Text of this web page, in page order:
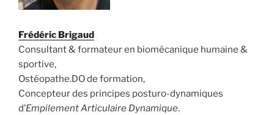
Frédéric Brigaud
Consultant & formateur en biomécanique humaine &
sportive,
Ostéopathe.DO de formation,
Concepteur des principes posturo-dynamiques
d’Empilement Articulaire Dynamique.